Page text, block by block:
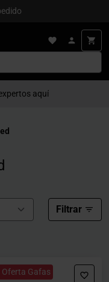
aquí
Filtrar
🕶️ Oferta Gafas